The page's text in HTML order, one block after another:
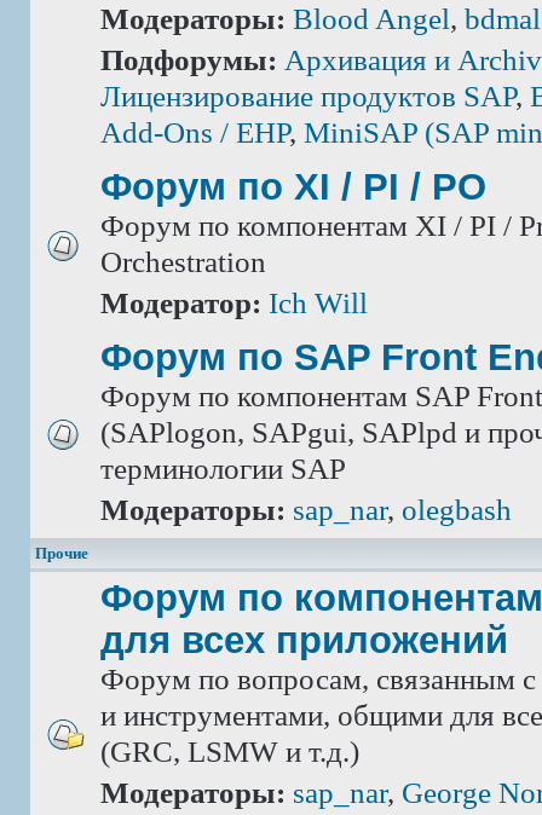
Модераторы: Blood Angel,
Подфорумы: Архивация и
Лицензирование продуктов SAP,
Add-Ons / ЕНР, MiniSAP (SAP
Форум по XI / PI / РО
Форум по компонентам XI / PI /
Orchestration
Модератор: Ich Will
Форум по SAP Front
Форум по компонентам SAP
(SAPlogon, SAPgui, SAPlpd и
терминологии SAP
Модераторы: sap_nar, olegbash
Прочие
Форум по
для всех приложений
Форум по вопросам, связанным
и инструментами, общими для
(GRC, LSMW и т.д.)
Модераторы: sap_nar, George